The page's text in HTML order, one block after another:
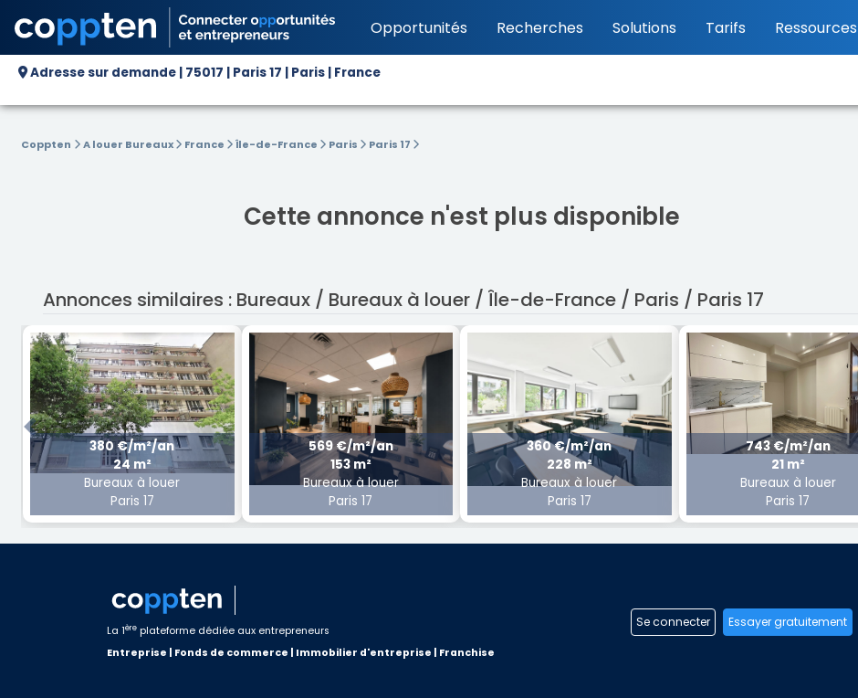
Opportunités Recherches Solutions Tarifs Ressources
Adresse sur demande | 75017 | Paris 17 | Paris | France
Coppten A louer Bureaux France Île-de-France Paris Paris 17
Cette annonce n'est plus disponible
Annonces similaires : Bureaux / Bureaux à louer / Île-de-France / Paris / Paris 17
380 €/m²/an
24 m²
Bureaux à louer
Paris 17
569 €/m²/an
153 m²
Bureaux à louer
Paris 17
360 €/m²/an
228 m²
Bureaux à louer
Paris 17
743 €/m²/an
21 m²
Bureaux à louer
Paris 17
Previous
La 1ère plateforme dédiée aux entrepreneurs
Entreprise | Fonds de commerce | Immobilier d'entreprise | Franchise
Se connecter Essayer gratuitement